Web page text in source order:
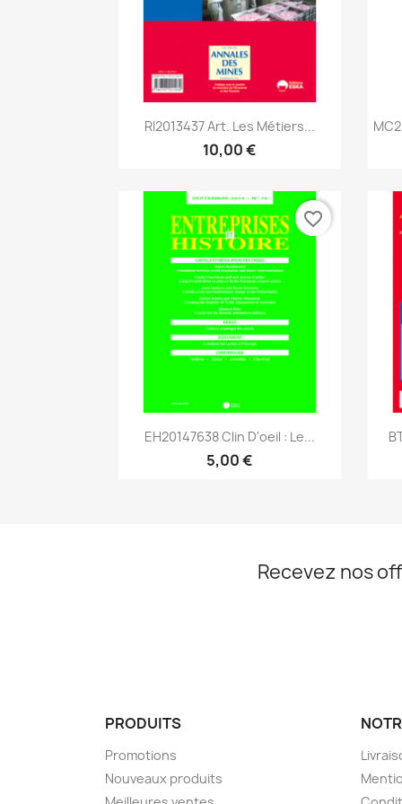
Aperçu rapide
RI2013437 Art. Les Métiers...
10,00 €
Aperçu rapide
EH20147638 Clin D'oeil : Le...
5,00 €
favorite_border
Recevez nos
PRODUITS
Promotions
Nouveaux produits